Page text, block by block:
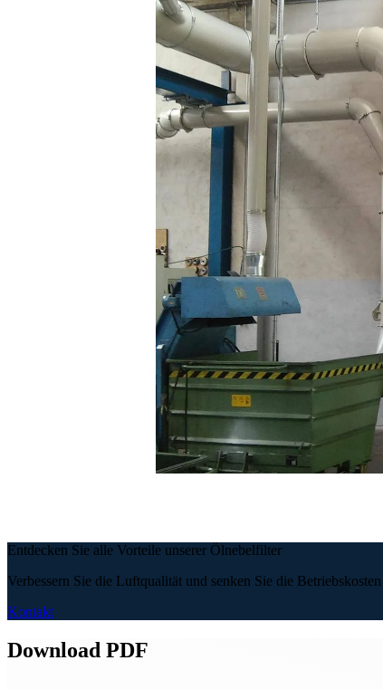
Entdecken Sie alle Vorteile unserer Ölnebelfilter
Verbessern Sie die Luftqualität und senken Sie die
Kontakt
Download PDF